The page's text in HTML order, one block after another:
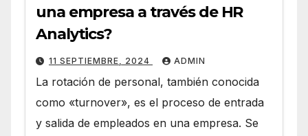
una empresa a través de HR
Analytics?
11 SEPTIEMBRE, 2024 ADMIN
La rotación de personal, también conocida
como «turnover», es el proceso de entrada
y salida de empleados en una empresa. Se